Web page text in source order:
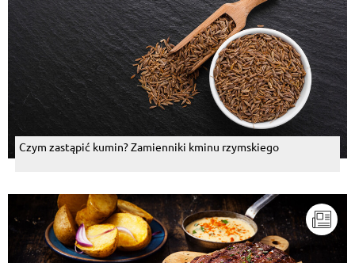
Czym zastąpić kumin? Zamienniki kminu rzymskiego